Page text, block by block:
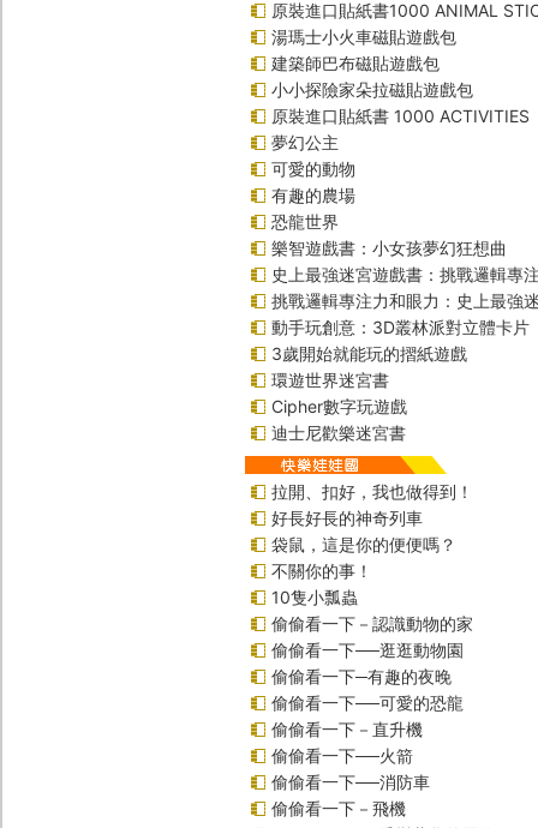
原裝進口貼紙書1000 ANIMAL
湯瑪士小火車磁貼遊戲包
建築師巴布磁貼遊戲包
小小探險家朵拉磁貼遊戲包
原裝進口貼紙書 1000 ACTIVITIES
夢幻公主
可愛的動物
有趣的農場
恐龍世界
樂智遊戲書：小女孩夢幻狂想曲
史上最強迷宮遊戲書：挑戰邏輯專
挑戰邏輯專注力和眼力：史上最強
動手玩創意：3D叢林派對立體卡片
3歲開始就能玩的摺紙遊戲
環遊世界迷宮書
Cipher數字玩遊戲
迪士尼歡樂迷宮書
拉開、扣好，我也做得到！
好長好長的神奇列車
袋鼠，這是你的便便嗎？
不關你的事！
10隻小瓢蟲
偷偷看一下－認識動物的家
偷偷看一下──逛逛動物園
偷偷看一下─有趣的夜晚
偷偷看一下──可愛的恐龍
偷偷看一下－直升機
偷偷看一下──火箭
偷偷看一下──消防車
偷偷看一下－飛機